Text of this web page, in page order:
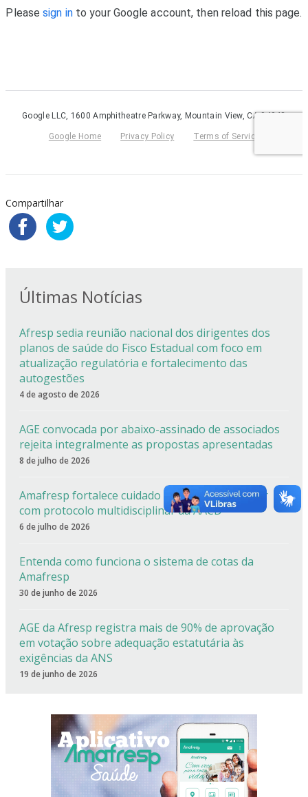
Compartilhar
Últimas Notícias
Afresp sedia reunião nacional dos dirigentes dos
planos de saúde do Fisco Estadual com foco em
atualização regulatória e fortalecimento das
autogestões
4 de agosto de 2026
AGE convocada por abaixo-assinado de associados
rejeita integralmente as propostas apresentadas
8 de julho de 2026
Amafresp fortalece cuidado especializado da dor
com protocolo multidisciplinar da AACD
6 de julho de 2026
Entenda como funciona o sistema de cotas da
Amafresp
30 de junho de 2026
AGE da Afresp registra mais de 90% de aprovação
em votação sobre adequação estatutária às
exigências da ANS
19 de junho de 2026